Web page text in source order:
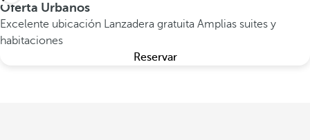
Oferta Urbanos
Excelente ubicación Lanzadera gratuita Amplias suites y
habitaciones
Reservar